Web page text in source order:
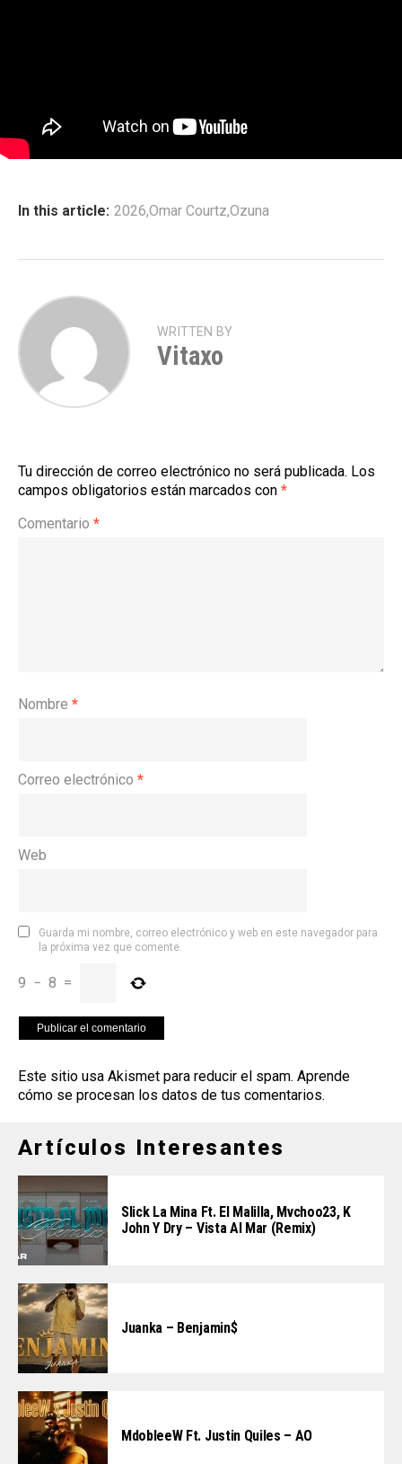
In this article: 2026,Omar Courtz,Ozuna
WRITTEN BY
Vitaxo
Tu dirección de correo electrónico no será publicada. Los
campos obligatorios están marcados con *
Comentario *
Nombre *
Correo electrónico *
Web
Guarda mi nombre, correo electrónico y web en este navegador para
la próxima vez que comente.
9 − 8 =
Este sitio usa Akismet para reducir el spam. Aprende
cómo se procesan los datos de tus comentarios.
Artículos Interesantes
Slick La Mina Ft. El Malilla, Mvchoo23, K
John Y Dry – Vista Al Mar (Remix)
Juanka – Benjamin$
MdobleeW Ft. Justin Quiles – AO